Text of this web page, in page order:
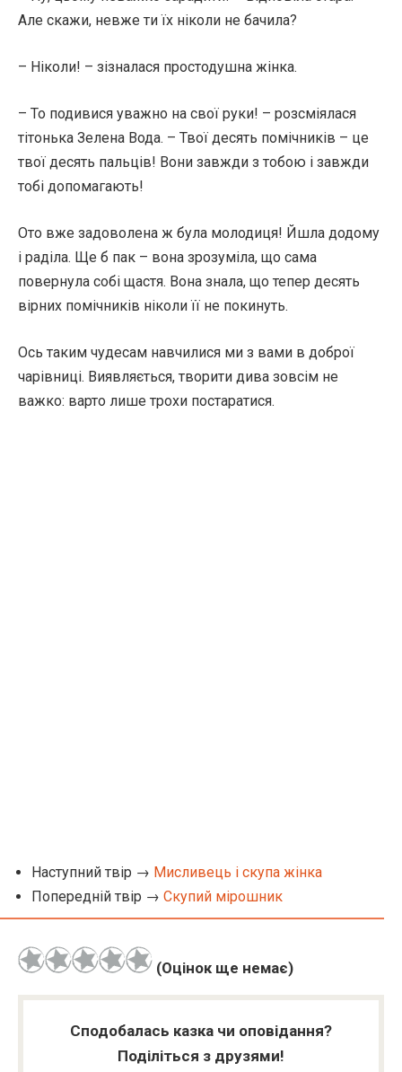
Але скажи, невже ти їх ніколи не бачила?
– Ніколи! – зізналася простодушна жінка.
– То подивися уважно на свої руки! – розсміялася
тітонька Зелена Вода. – Твої десять помічників – це
твої десять пальців! Вони завжди з тобою і завжди
тобі допомагають!
Ото вже задоволена ж була молодиця! Йшла додому
і раділа. Ще б пак – вона зрозуміла, що сама
повернула собі щастя. Вона знала, що тепер десять
вірних помічників ніколи її не покинуть.
Ось таким чудесам навчилися ми з вами в доброї
чарівниці. Виявляється, творити дива зовсім не
важко: варто лише трохи постаратися.
Наступний твір → Мисливець і скупа жінка
Попередній твір → Скупий мірошник
(Оцінок ще немає)
Сподобалась казка чи оповідання?
Поділіться з друзями!